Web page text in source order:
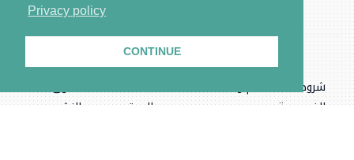
Privacy policy
CONTINUE
شروط الاستخدام وسياسة
الخصوصية
بيانات
الموقع
حقوق
النشر